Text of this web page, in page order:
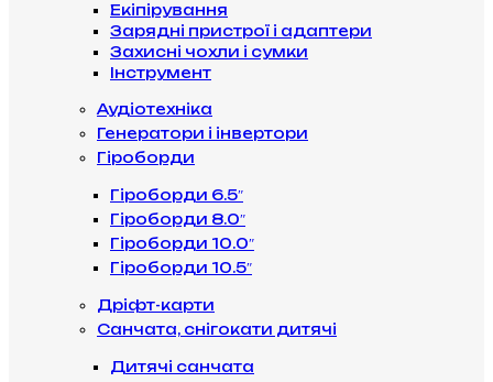
Екіпірування
Зарядні пристрої і адаптери
Захисні чохли і сумки
Інструмент
Аудіотехніка
Генератори і інвертори
Гіроборди
Гіроборди 6.5″
Гіроборди 8.0″
Гіроборди 10.0″
Гіроборди 10.5″
Дріфт-карти
Санчата, снігокати дитячі
Дитячі санчата